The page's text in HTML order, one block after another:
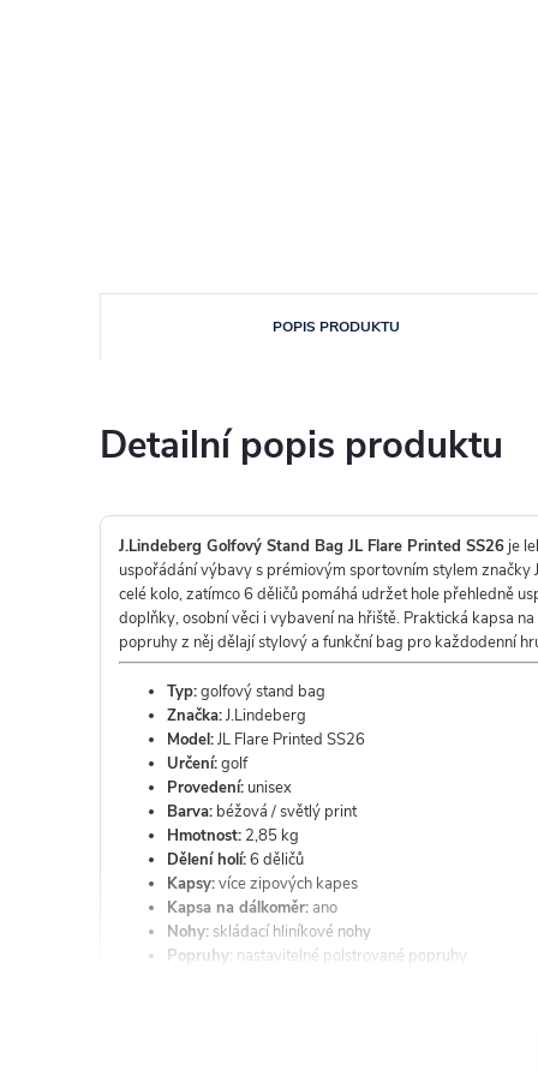
POPIS PRODUKTU
Detailní popis produktu
J.Lindeberg Golfový Stand Bag JL Flare Printed SS26je
uspořádání výbavy s prémiovým sportovním stylem
celé kolo, zatímco 6 děličů pomáhá udržet hole přehledně
doplňky, osobní věci i vybavení na hřiště. Praktická kapsa
popruhy z něj dělají stylový a funkční bag pro každodenní
Typ:golfový stand bag
Značka:J.Lindeberg
Model:JL Flare Printed SS26
Určení:golf
Provedení: unisex
Barva: béžová / světlý print
Hmotnost: 2,85 kg
Dělení holí:6 děličů
Kapsy:více zipových kapes
Kapsa na dálkoměr: ano
Nohy: skládací hliníkové nohy
Popruhy: nastavitelné polstrované popruhy